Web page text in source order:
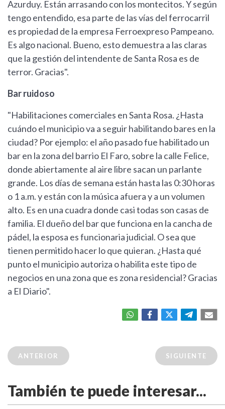
Azurduy. Están arrasando con los montecitos. Y según
tengo entendido, esa parte de las vías del ferrocarril
es propiedad de la empresa Ferroexpreso Pampeano.
Es algo nacional. Bueno, esto demuestra a las claras
que la gestión del intendente de Santa Rosa es de
terror. Gracias".
Bar ruidoso
"Habilitaciones comerciales en Santa Rosa. ¿Hasta
cuándo el municipio va a seguir habilitando bares en la
ciudad? Por ejemplo: el año pasado fue habilitado un
bar en la zona del barrio El Faro, sobre la calle Felice,
donde abiertamente al aire libre sacan un parlante
grande. Los días de semana están hasta las 0:30 horas
o 1 a.m. y están con la música afuera y a un volumen
alto. Es en una cuadra donde casi todas son casas de
familia. El dueño del bar que funciona en la cancha de
pádel, la esposa es funcionaria judicial. O sea que
tienen permitido hacer lo que quieran. ¿Hasta qué
punto el municipio autoriza o habilita este tipo de
negocios en una zona que es zona residencial? Gracias
a El Diario".
ANTERIOR SIGUIENTE
También te puede interesar...